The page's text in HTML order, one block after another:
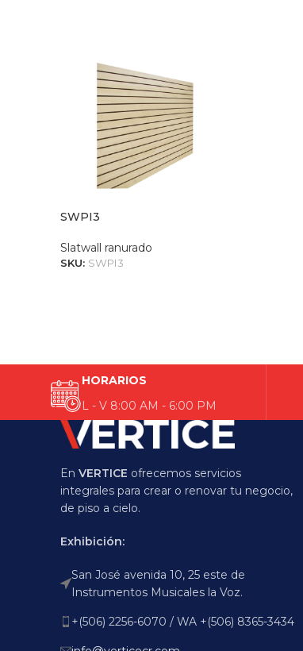
SWPI3
Slatwall ranurado
SKU: SWPI3
HORARIOS
L - V 8:00 AM - 6:00 PM
En VERTICE ofrecemos servicios
integrales para crear o renovar tu negocio,
de piso a cielo.
Exhibición:
San José avenida 10, 25 este de
Instrumentos Musicales la Voz.
+(506) 2256-6070 / WA +(506) 8365-3434